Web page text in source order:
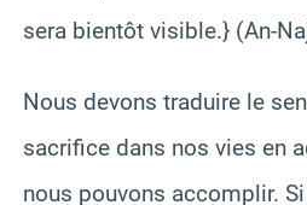
sera bientôt visible.} (An-
Nous devons traduire le
sacrifice dans nos vies en
nous pouvons accomplir.